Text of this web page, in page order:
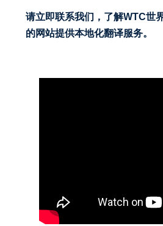
请立即联系我们，了解WTC世
的网站提供本地化翻译服务。